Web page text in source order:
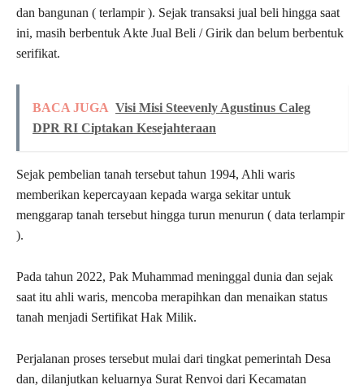
dan bangunan ( terlampir ). Sejak transaksi jual beli hingga saat
ini, masih berbentuk Akte Jual Beli / Girik dan belum berbentuk
serifikat.
BACA JUGA Visi Misi Steevenly Agustinus Caleg
DPR RI Ciptakan Kesejahteraan
Sejak pembelian tanah tersebut tahun 1994, Ahli waris
memberikan kepercayaan kepada warga sekitar untuk
menggarap tanah tersebut hingga turun menurun ( data terlampir
).
Pada tahun 2022, Pak Muhammad meninggal dunia dan sejak
saat itu ahli waris, mencoba merapihkan dan menaikan status
tanah menjadi Sertifikat Hak Milik.
Perjalanan proses tersebut mulai dari tingkat pemerintah Desa
dan, dilanjutkan keluarnya Surat Renvoi dari Kecamatan